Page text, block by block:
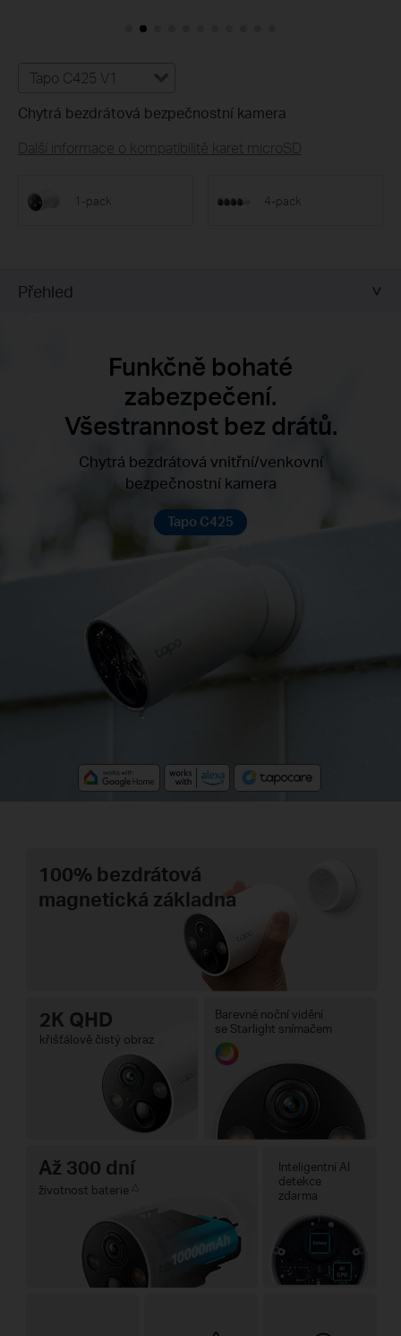
Tapo C425 V1
Chytrá bezdrátová bezpečnostní kamera
Další informace o kompatibilitě karet microSD
1-pack 4-pack
Přehled
Funkčně bohaté
zabezpečení.
Všestrannost bez drátů.
Chytrá bezdrátová vnitřní/venkovní
bezpečnostní kamera
Tapo C425
100% bezdrátová
magnetická základna
Až 300 dní
životnost baterie
Inteligentní AI
detekce
zdarma
2K QHD
křišťálově čistý obraz
Barevné noční vidění
se Starlight snímačem